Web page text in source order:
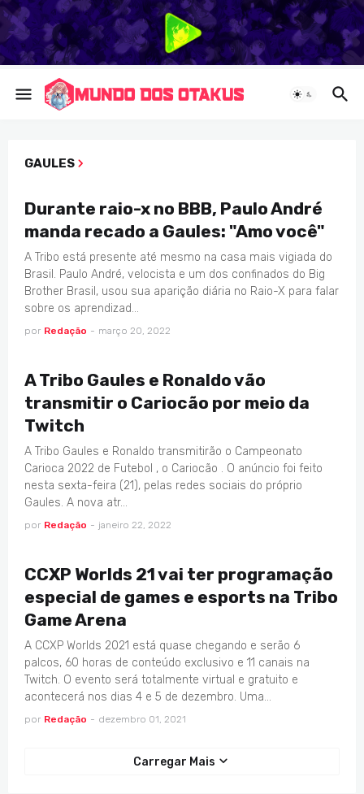
GAULES
Durante raio-x no BBB, Paulo André
manda recado a Gaules: "Amo você"
A Tribo está presente até mesmo na casa mais vigiada do
Brasil. Paulo André, velocista e um dos confinados do Big
Brother Brasil, usou sua aparição diária no Raio-X para falar
sobre os aprendizad…
por Redação - março 20, 2022
A Tribo Gaules e Ronaldo vão
transmitir o Cariocão por meio da
Twitch
A Tribo Gaules e Ronaldo transmitirão o Campeonato
Carioca 2022 de Futebol , o Cariocão . O anúncio foi feito
nesta sexta-feira (21), pelas redes sociais do próprio
Gaules. A nova atr…
por Redação - janeiro 22, 2022
CCXP Worlds 21 vai ter programação
especial de games e esports na Tribo
Game Arena
A CCXP Worlds 2021 está quase chegando e serão 6
palcos, 60 horas de conteúdo exclusivo e 11 canais na
Twitch. O evento será totalmente virtual e gratuito e
acontecerá nos dias 4 e 5 de dezembro. Uma…
por Redação - dezembro 01, 2021
Carregar Mais